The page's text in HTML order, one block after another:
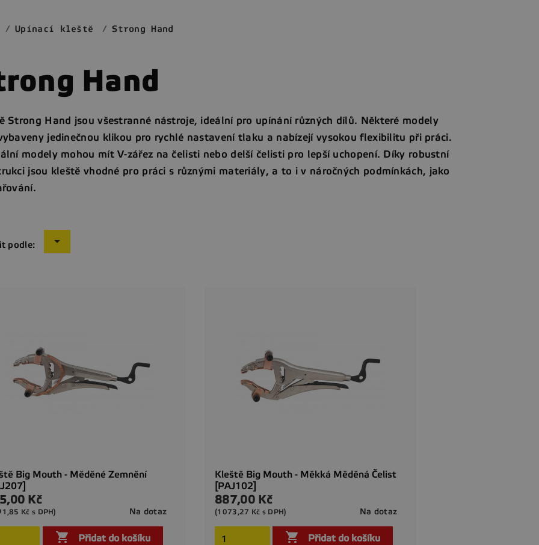
Upínací kleště Strong Hand
Hand
Strong Hand jsou všestranné nástroje, ideální pro upínání různých dílů. Některé modely
jedinečnou klikou pro rychlé nastavení tlaku a nabízejí vysokou flexibilitu při práci.
modely mohou mít V-zářez na čelisti nebo delší čelisti pro lepší uchopení. Díky robustní
jsou kleště vhodné pro práci s různými materiály, a to i v náročných podmínkách, jako
podle: 
Big Mouth - Měděné Zemnění
Kč
Na dotaz
Kč s DPH)
 Přidat do košíku
Rychlý náhled
Kleště Big Mouth - Měkká Měděná Čelist
[PAJ102]
Cena
887,00 Kč
Na dotaz
(1073,27 Kč s DPH)
 Přidat do košíku
Rychlý náhled